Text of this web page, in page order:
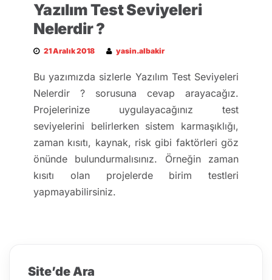
Yazılım Test Seviyeleri
Nelerdir ?
21 Aralık 2018 yasin.albakir
Bu yazımızda sizlerle Yazılım Test Seviyeleri
Nelerdir ? sorusuna cevap arayacağız.
Projelerinize uygulayacağınız test
seviyelerini belirlerken sistem karmaşıklığı,
zaman kısıtı, kaynak, risk gibi faktörleri göz
önünde bulundurmalısınız. Örneğin zaman
kısıtı olan projelerde birim testleri
yapmayabilirsiniz.
Site’de Ara